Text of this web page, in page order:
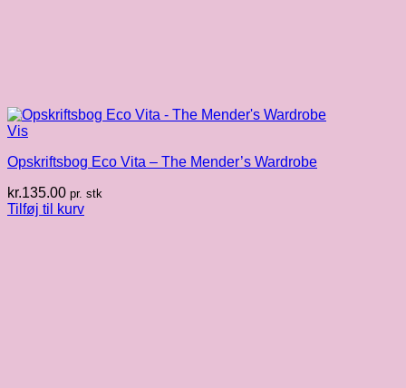
Vis
Opskriftsbog Eco Vita – The Mender’s Wardrobe
kr.135.00 pr. stk
Tilføj til kurv